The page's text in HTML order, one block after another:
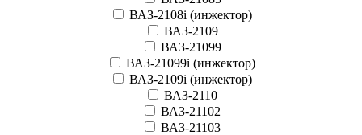
ВАЗ-2108i (инжектор)
ВАЗ-2109
ВАЗ-21099
ВАЗ-21099i (инжектор)
ВАЗ-2109i (инжектор)
ВАЗ-2110
ВАЗ-21102
ВАЗ-21103